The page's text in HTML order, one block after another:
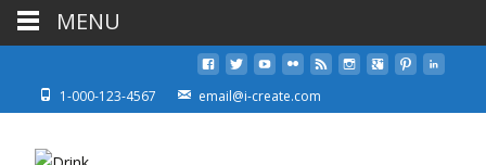
1-000-123-4567 email@i-create.com
MENU